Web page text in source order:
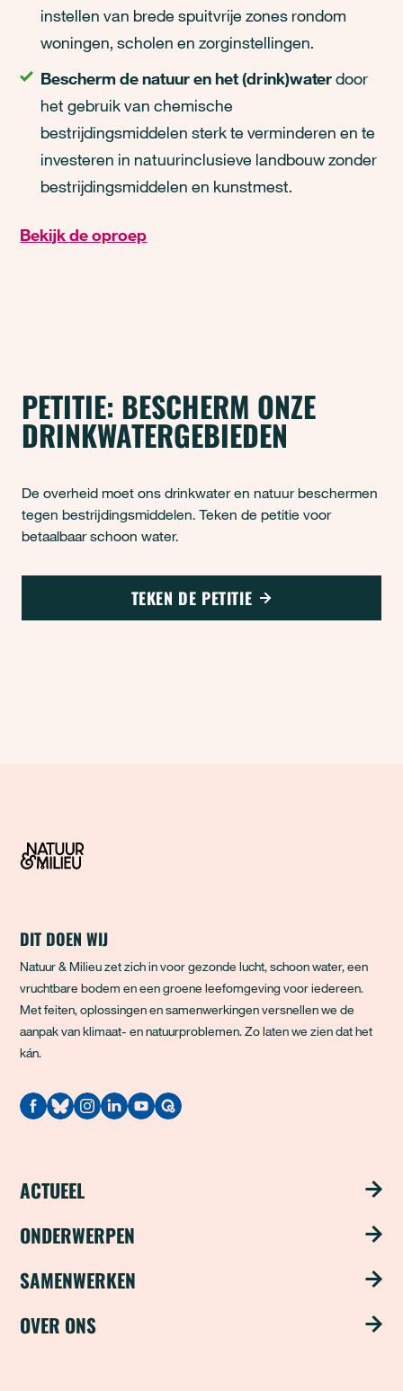
instellen van brede spuitvrije zones rondom
woningen, scholen en zorginstellingen.
Bescherm de natuur en het (drink)waterdoor
het gebruik van chemische
bestrijdingsmiddelen sterk te verminderen en te
investeren in natuurinclusieve landbouw zonder
bestrijdingsmiddelen en kunstmest.
Bekijk de oproep
PETITIE: BESCHERM ONZE
DRINKWATERGEBIEDEN
De overheid moet ons drinkwater en natuur beschermen
tegen bestrijdingsmiddelen. Teken de petitie voor
betaalbaar schoon water.
TEKEN DE PETITIE
DIT DOEN WIJ
Natuur & Milieu zet zich in voor gezonde lucht, schoon water, een
vruchtbare bodem en een groene leefomgeving voor iedereen.
Met feiten, oplossingen en samenwerkingen versnellen we de
aanpak van klimaat- en natuurproblemen. Zo laten we zien dat het
kán.
Quodari
ACTUEEL
Nieuws
Nieuwsbrief
ONDERWERPEN
Schoon water
SAMENWERKEN
Steun ons met je bedrijf
OVER ONS